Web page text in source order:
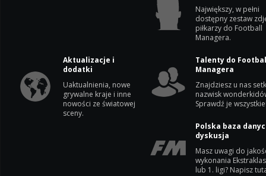
Największy, w pełni
dostępny zestaw
piłkarzy do Football
Managera.
Aktualizacje i
dodatki
Uaktualnienia, nowe
grywalne kraje i inne
nowości ze światowej
sceny.
Talenty do
Managera
Znajdziesz u nas
nazwisk
Sprawdź je
Polska baza
dyskusja
Masz uwagi do
wykonania
lub 1. ligi? Napisz